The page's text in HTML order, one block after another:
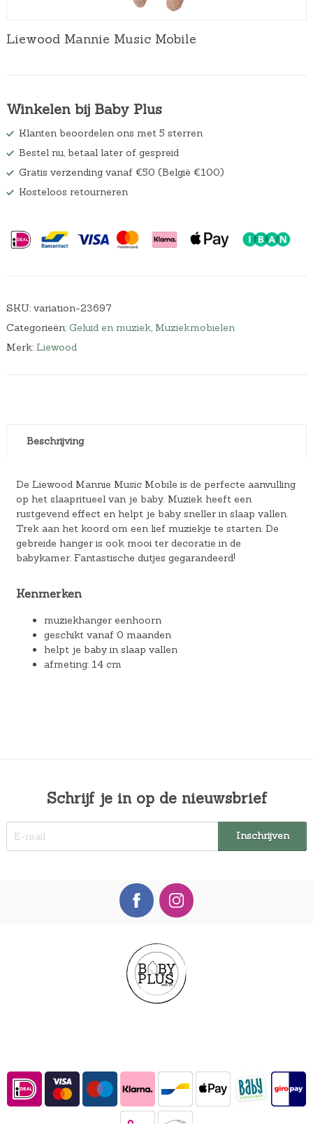
Liewood Mannie Music Mobile
Winkelen bij Baby Plus
Klanten beoordelen ons met 5 sterren
Bestel nu, betaal later of gespreid
Gratis verzending vanaf €50 (België €100)
Kosteloos retourneren
SKU: variation-23697
Categorieën: Geluid en muziek Muziekmobielen
Merk: Liewood
Beschrijving
De Liewood Mannie Music Mobile is de perfecte aanvulling
op het slaapritueel van je baby. Muziek heeft een
rustgevend effect en helpt je baby sneller in slaap vallen.
Trek aan het koord om een lief muziekje te starten. De
gebreide hanger is ook mooi ter decoratie in de
babykamer. Fantastische dutjes gegarandeerd!
Kenmerken
muziekhanger eenhoorn
geschikt vanaf 0 maanden
helpt je baby in slaap vallen
afmeting: 14 cm
Schrijf je in op de nieuwsbrief